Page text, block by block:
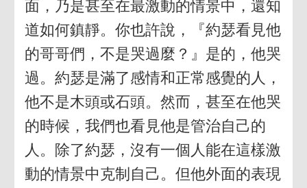
面，乃是甚至在最激動的情景中，還知
道如何鎮靜。你也許說，『約瑟看見他
的哥哥們，不是哭過麼？』是的，他哭
過。約瑟是滿了感情和正常感覺的人，
他不是木頭或石頭。然而，甚至在他哭
的時候，我們也看見他是管治自己的
人。除了約瑟，沒有一個人能在這樣激
動的情景中克制自己。但他外面的表現